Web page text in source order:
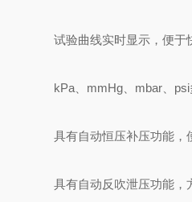
试验曲线实时显示，便于
kPa、mmHg、mbar、psi
具有自动恒压补压功能，
具有自动反吹泄压功能，